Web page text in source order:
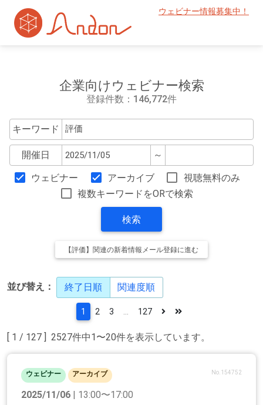
ウェビナー情報募集中！
企業向けウェビナー検索
登録件数：146,772件
キーワード
開催日 ～
ウェビナー アーカイブ
視聴無料のみ
複数キーワードをORで検索
検索
【評価】関連の新着情報メール登録に進む
並び替え： 終了日順 関連度順
[ 1 / 127 ] 2527件中1〜20件を表示しています。
1 2 3 127
ウェビナー アーカイブ No.154752
2025/11/06 | 13:00〜17:00